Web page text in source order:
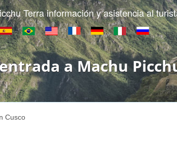
Terra información y asistencia al
a Machu
Cusco